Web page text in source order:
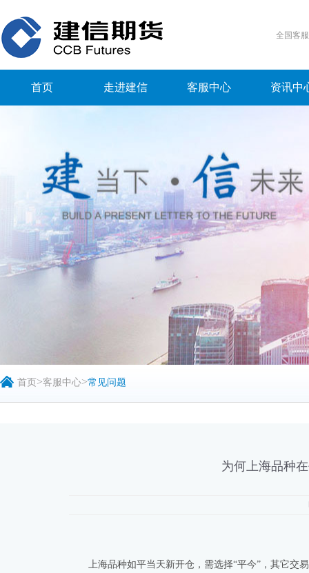
全国客
首页 走进建信 客服中心 资讯中
首页 >客服中心>常见问题
为何上海品种
上海品种如平当天新开仓，需选择“平今”，其它交